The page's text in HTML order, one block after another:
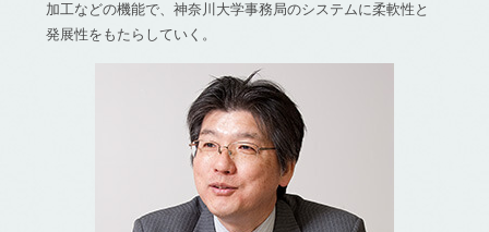
加工などの機能で、神奈川大学事務局のシステムに柔軟性と
発展性をもたらしていく。